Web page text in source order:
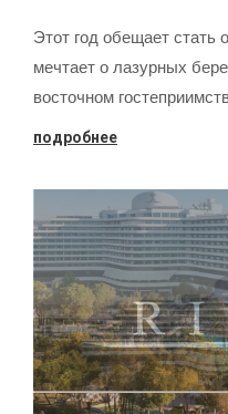
Этот год обещает стать
мечтает о лазурных
восточном
подробнее